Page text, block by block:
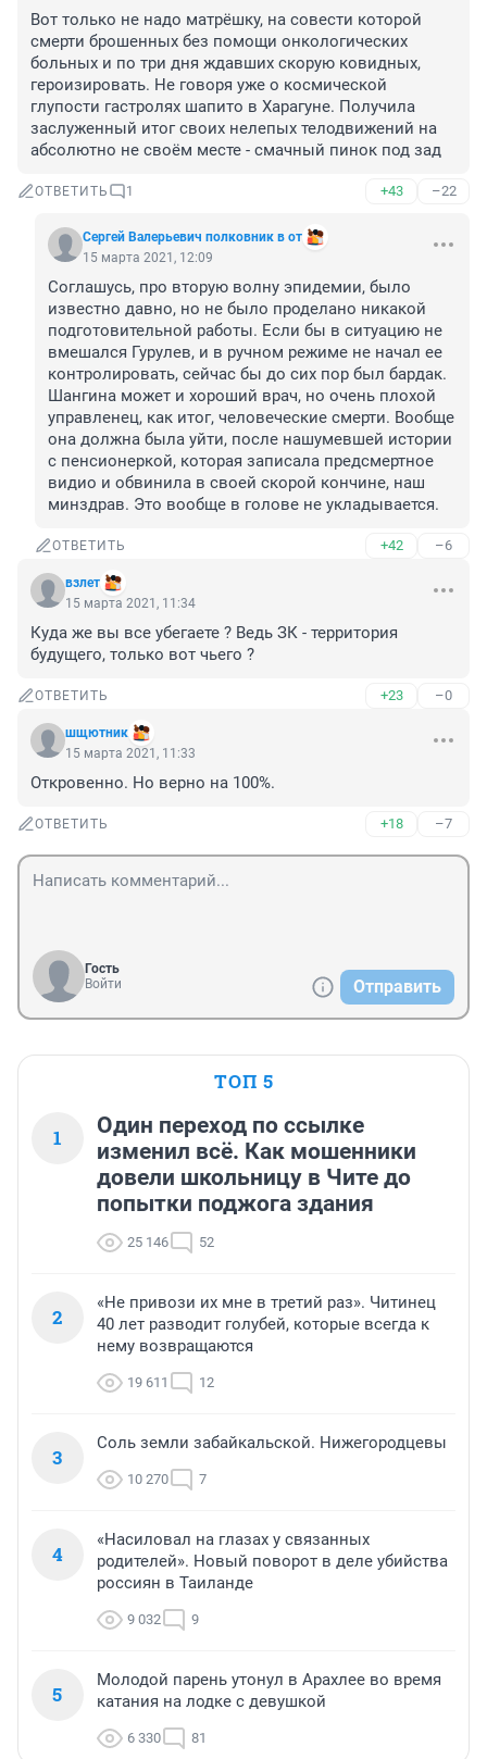
Вот только не надо матрёшку, на совести которой
смерти брошенных без помощи онкологических
больных и по три дня ждавших скорую ковидных,
героизировать. Не говоря уже о космической
глупости гастролях шапито в Харагуне. Получила
заслуженный итог своих нелепых телодвижений на
абсолютно не своём месте - смачный пинок под зад
ОТВЕТИТЬ 1 +43 –22
Сергей Валерьевич полковник в от
15 марта 2021, 12:09
Соглашусь, про вторую волну эпидемии, было
известно давно, но не было проделано никакой
подготовительной работы. Если бы в ситуацию не
вмешался Гурулев, и в ручном режиме не начал ее
контролировать, сейчас бы до сих пор был бардак.
Шангина может и хороший врач, но очень плохой
управленец, как итог, человеческие смерти. Вообще
она должна была уйти, после нашумевшей истории
с пенсионеркой, которая записала предсмертное
видио и обвинила в своей скорой кончине, наш
минздрав. Это вообще в голове не укладывается.
ОТВЕТИТЬ +42 –6
взлет
15 марта 2021, 11:34
Куда же вы все убегаете ? Ведь ЗК - территория
будущего, только вот чьего ?
ОТВЕТИТЬ +23 –0
шщютник
15 марта 2021, 11:33
Откровенно. Но верно на 100%.
ОТВЕТИТЬ +18 –7
Гость
Войти
Отправить
ТОП 5
1
Один переход по ссылке
изменил всё. Как мошенники
довели школьницу в Чите до
попытки поджога здания
25 146 52
2
«Не привози их мне в третий раз». Читинец
40 лет разводит голубей, которые всегда к
нему возвращаются
19 611 12
3
Соль земли забайкальской. Нижегородцевы
10 270 7
4
«Насиловал на глазах у связанных
родителей». Новый поворот в деле убийства
россиян в Таиланде
9 032 9
5
Молодой парень утонул в Арахлее во время
катания на лодке с девушкой
6 330 81